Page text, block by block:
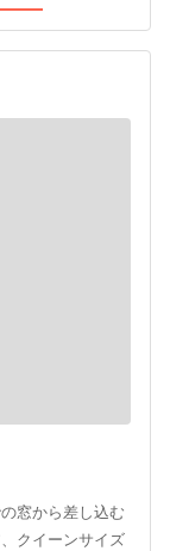
窓から差し込む
クイーンサイズ